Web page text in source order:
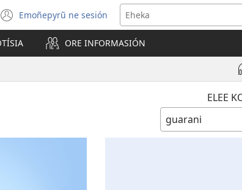
Emoñepyrũ ne sesión
(abre
una
nueva
ventana)
ORE INFORMASIÓN
ELEE